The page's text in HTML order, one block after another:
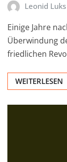
Leonid Luks
Einige Jahre
Überwindung
friedlichen
WEITERLESEN